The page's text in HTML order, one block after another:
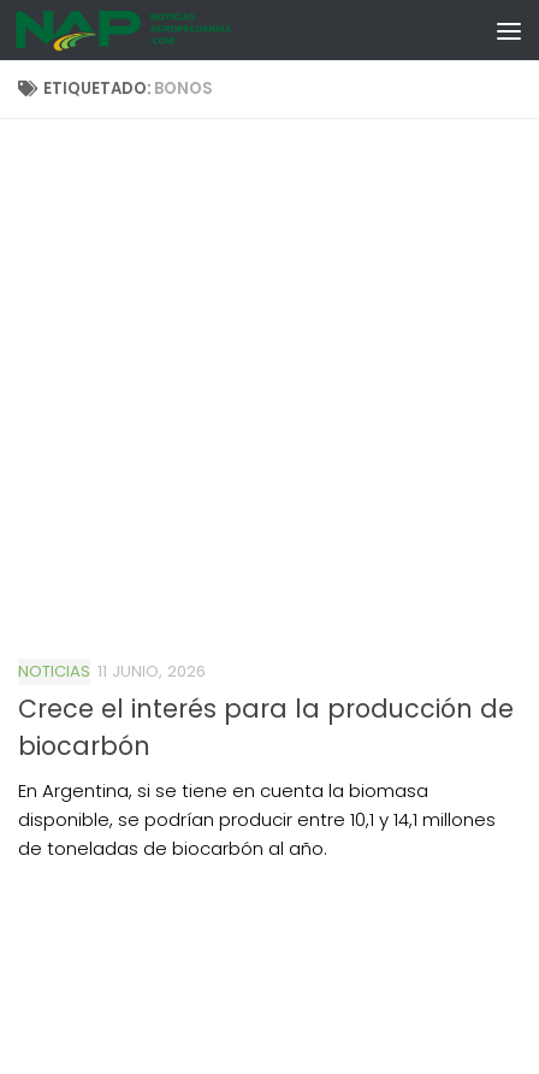
Skip to content
ETIQUETADO: BONOS
NOTICIAS 11 JUNIO, 2026
Crece el interés para la producción de
biocarbón
En Argentina, si se tiene en cuenta la biomasa
disponible, se podrían producir entre 10,1 y 14,1 millones
de toneladas de biocarbón al año.